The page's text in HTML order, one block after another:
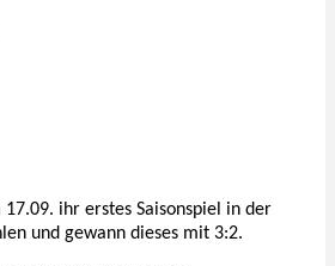
ihr erstes Saisonspiel in der
und gewann dieses mit 3:2.